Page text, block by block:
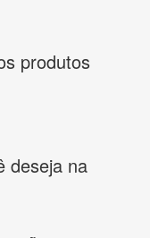
produtos
deseja na